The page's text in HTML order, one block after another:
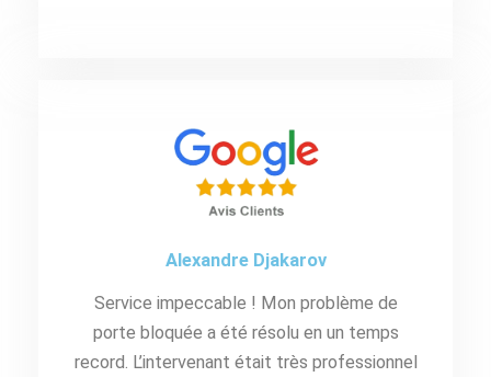
Alexandre Djakarov
Service impeccable ! Mon problème de
porte bloquée a été résolu en un temps
record. L’intervenant était très professionnel